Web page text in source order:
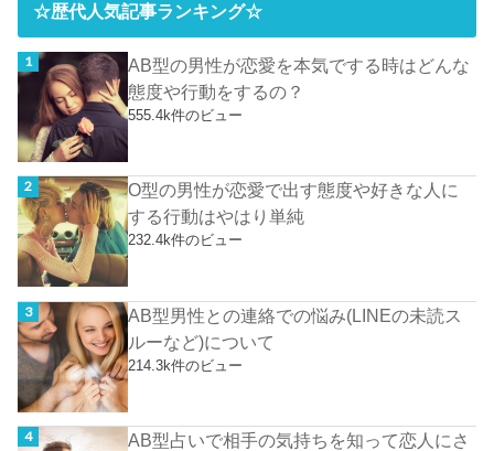
☆歴代人気記事ランキング☆
AB型の男性が恋愛を本気でする時はどんな
態度や行動をするの？
555.4k件のビュー
O型の男性が恋愛で出す態度や好きな人に
する行動はやはり単純
232.4k件のビュー
AB型男性との連絡での悩み(LINEの未読ス
ルーなど)について
214.3k件のビュー
AB型占いで相手の気持ちを知って恋人にさ